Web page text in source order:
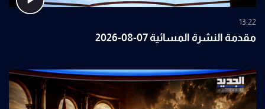
13:22
مقدمة النشرة المسائية 07-08-2026